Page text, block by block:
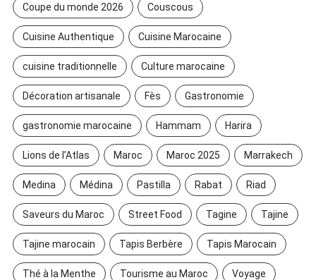
Coupe du monde 2026 Couscous
Cuisine Authentique Cuisine Marocaine
cuisine traditionnelle Culture marocaine
Décoration artisanale Fès Gastronomie
gastronomie marocaine Hammam Harira
Lions de l’Atlas Maroc Maroc 2025 Marrakech
Medina Médina Pastilla Rabat Riad
Saveurs du Maroc Street Food Tagine Tajine
Tajine marocain Tapis Berbère Tapis Marocain
Thé à la Menthe Tourisme au Maroc Voyage